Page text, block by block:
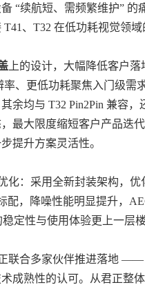
“续航短、需频繁维护”
、T32 在低功耗视觉领
上的设计，大幅降低客户
、更低功耗聚焦入门级需
余均与 T32 Pin2Pin 兼容
最大限度缩短客户产品迭
提升方案灵活性。
化：采用全新封装架构，
配，降噪性能明显提升，
定性与使用体验更上一层
联合多家伙伴推进落地 ——
成熟性的认可。从君正整